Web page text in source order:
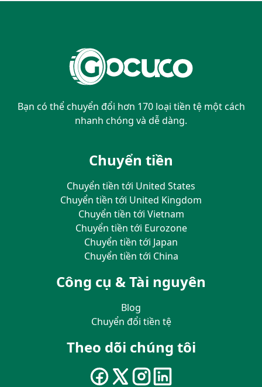
Bạn có thể chuyển đổi hơn 170 loại tiền tệ một cách
nhanh chóng và dễ dàng.
Chuyển tiền
Chuyển tiền tới United States
Chuyển tiền tới United Kingdom
Chuyển tiền tới Vietnam
Chuyển tiền tới Eurozone
Chuyển tiền tới Japan
Chuyển tiền tới China
Công cụ & Tài nguyên
Blog
Chuyển đổi tiền tệ
Theo dõi chúng tôi